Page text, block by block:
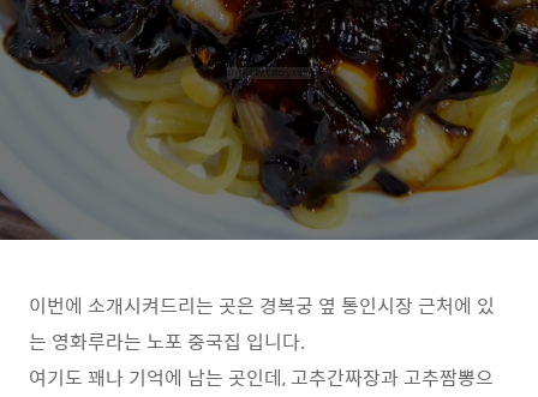
이번에 소개시켜드리는 곳은 경복궁 옆 통인시장 근처에 있
는 영화루라는 노포 중국집 입니다.
여기도 꽤나 기억에 남는 곳인데, 고추간짜장과 고추짬뽕으